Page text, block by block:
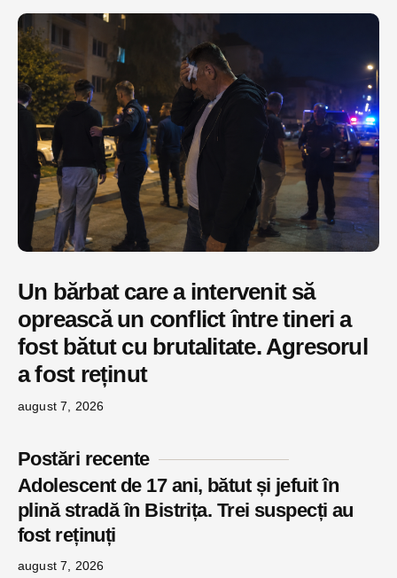
Un bărbat care a intervenit să
oprească un conflict între tineri a
fost bătut cu brutalitate. Agresorul
a fost reținut
august 7, 2026
Postări recente
Adolescent de 17 ani, bătut și jefuit în
plină stradă în Bistrița. Trei suspecți au
fost reținuți
august 7, 2026